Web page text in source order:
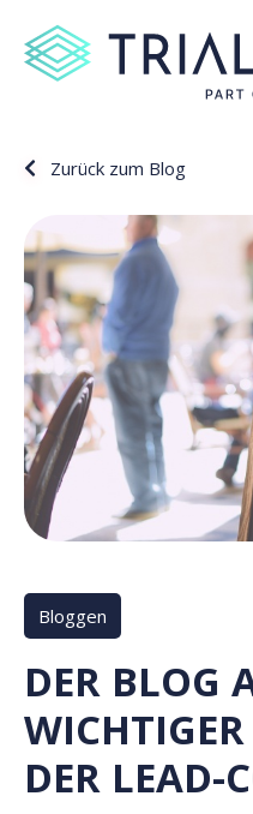
Zurück zum Blog
Bloggen
DER BLOG
DER LEAD-